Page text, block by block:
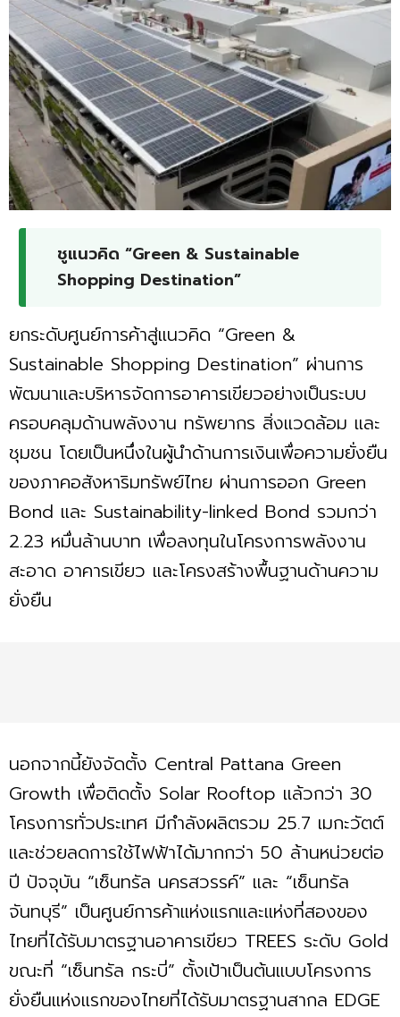
ชูแนวคิด “Green & Sustainable
Shopping Destination”
ยกระดับศูนย์การค้าสู่แนวคิด “Green &
Sustainable Shopping Destination” ผ่านการ
พัฒนาและบริหารจัดการอาคารเขียวอย่างเป็นระบบ
ครอบคลุมด้านพลังงาน ทรัพยากร สิ่งแวดล้อม และ
ชุมชน โดยเป็นหนึ่งในผู้นำด้านการเงินเพื่อความยั่งยืน
ของภาคอสังหาริมทรัพย์ไทย ผ่านการออก Green
Bond และ Sustainability-linked Bond รวมกว่า
2.23 หมื่นล้านบาท เพื่อลงทุนในโครงการพลังงาน
สะอาด อาคารเขียว และโครงสร้างพื้นฐานด้านความ
ยั่งยืน
นอกจากนี้ยังจัดตั้ง Central Pattana Green
Growth เพื่อติดตั้ง Solar Rooftop แล้วกว่า 30
โครงการทั่วประเทศ มีกำลังผลิตรวม 25.7 เมกะวัตต์
และช่วยลดการใช้ไฟฟ้าได้มากกว่า 50 ล้านหน่วยต่อ
ปี ปัจจุบัน “เซ็นทรัล นครสวรรค์” และ “เซ็นทรัล
จันทบุรี” เป็นศูนย์การค้าแห่งแรกและแห่งที่สองของ
ไทยที่ได้รับมาตรฐานอาคารเขียว TREES ระดับ Gold
ขณะที่ “เซ็นทรัล กระบี่” ตั้งเป้าเป็นต้นแบบโครงการ
ยั่งยืนแห่งแรกของไทยที่ได้รับมาตรฐานสากล EDGE